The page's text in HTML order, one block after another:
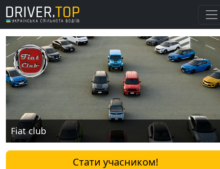
Fiat club
Стати учасником!